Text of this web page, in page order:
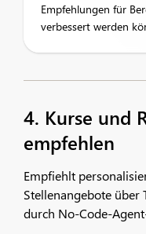
Empfehlungen für
verbessert werden
4. Kurse und
empfehlen
Empfiehlt
Stellenangebote über
durch No-Code-